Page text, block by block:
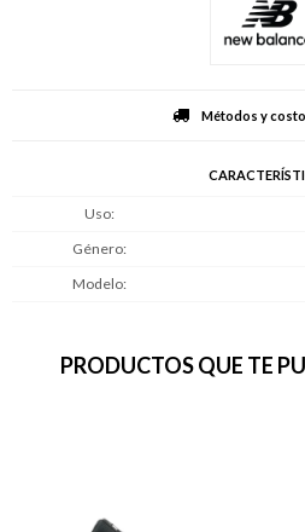
Métodos y
Uso
Género
Modelo
PRODUCTOS QUE TE